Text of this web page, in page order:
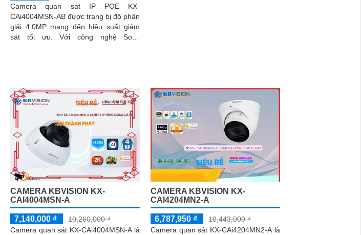
Camera quan sát IP POE KX-
CAi4004MSN-AB được trang bị độ phân
giải 4.0MP mang đến hiệu suất giám
sát tối ưu. Với công nghệ Sony
CAMERA KBVISION KX-
CAI4004MSN-A
7,140,000 ₫
10,260,000 ₫
Camera quan sát KX-CAi4004MSN-A là
CAMERA KBVISION KX-
CAI4204MN2-A
6,787,950 ₫
10,443,000 ₫
Camera quan sát KX-CAi4204MN2-A là